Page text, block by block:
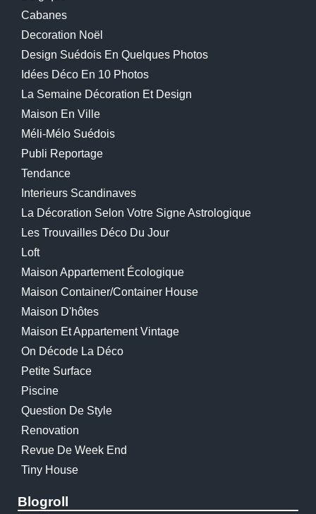
Cabanes
Decoration Noël
Design Suédois En Quelques Photos
Idées Déco En 10 Photos
La Semaine Décoration Et Design
Maison En Ville
Méli-Mélo Suédois
Publi Reportage
Tendance
Interieurs Scandinaves
La Décoration Selon Votre Signe Astrologique
Les Trouvailles Déco Du Jour
Loft
Maison Appartement Écologique
Maison Container/container House
Maison D'hôtes
Maison Et Appartement Vintage
On Décode La Déco
Petite Surface
Piscine
Question De Style
Renovation
Revue De Week End
Tiny House
Blogroll